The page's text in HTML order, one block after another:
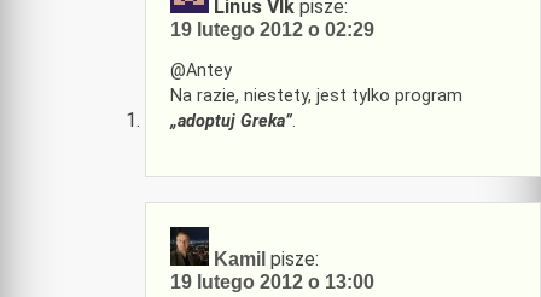
Linus Vlk pisze:
19 lutego 2012 o 02:29
@Antey
Na razie, niestety, jest tylko program
„adoptuj Greka”.
Kamil pisze:
19 lutego 2012 o 13:00